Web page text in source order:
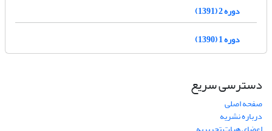
دوره 2 (1391)
دوره 1 (1390)
دسترسی سریع
صفحه اصلی
درباره نشریه